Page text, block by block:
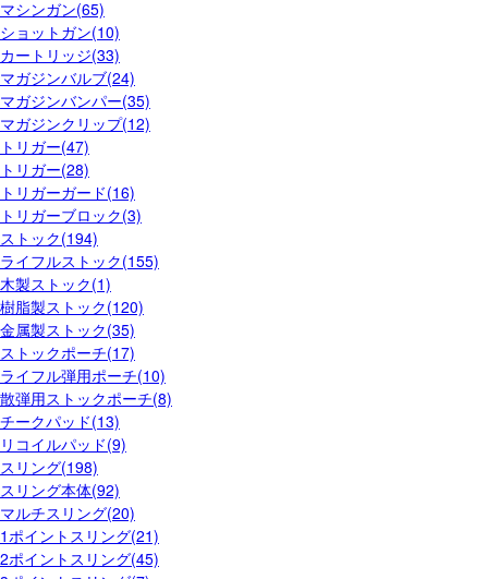
マシンガン(65)
ショットガン(10)
カートリッジ(33)
マガジンバルブ(24)
マガジンバンパー(35)
マガジンクリップ(12)
トリガー(47)
トリガー(28)
トリガーガード(16)
トリガーブロック(3)
ストック(194)
ライフルストック(155)
木製ストック(1)
樹脂製ストック(120)
金属製ストック(35)
ストックポーチ(17)
ライフル弾用ポーチ(10)
散弾用ストックポーチ(8)
チークパッド(13)
リコイルパッド(9)
スリング(198)
スリング本体(92)
マルチスリング(20)
1ポイントスリング(21)
2ポイントスリング(45)